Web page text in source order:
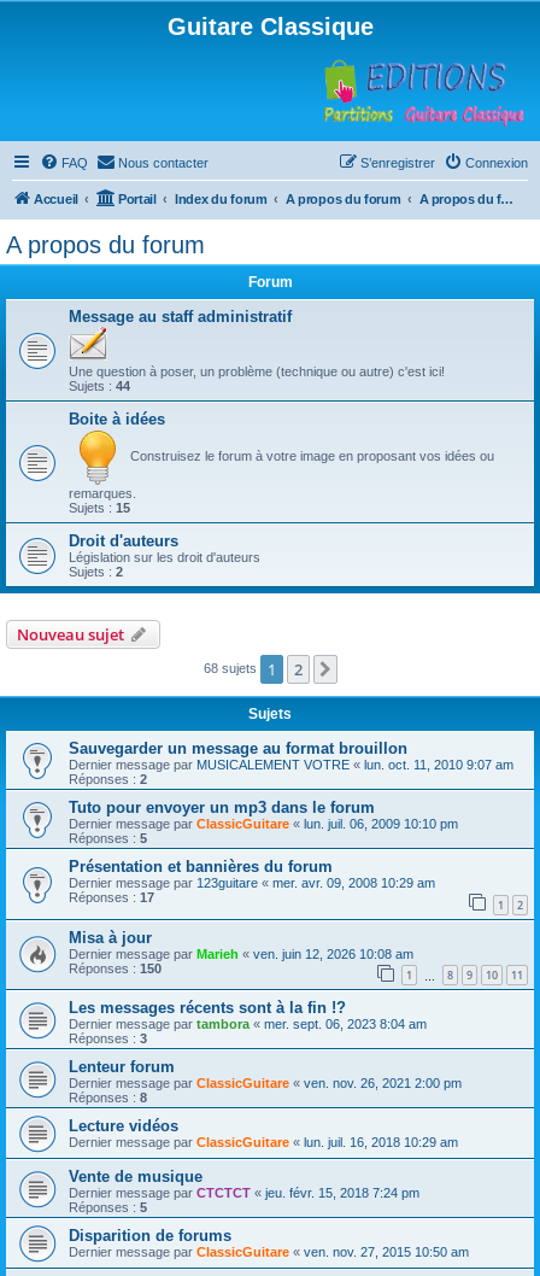
Guitare Classique
FAQ Nous contacter Connexion
S’enregistrer
Accueil Portail Index du forum A propos du forum A propos du forum
A propos du forum
Forum
Message au staff administratif
Une question à poser, un problème (technique ou autre) c'est ici!
Sujets : 44
Boite à idées
Construisez le forum à votre image en proposant vos idées ou
remarques.
Sujets : 15
Droit d'auteurs
Législation sur les droit d'auteurs
Sujets : 2
Nouveau sujet
68 sujets 1 2
Sujets
Sauvegarder un message au format brouillon
Dernier message par MUSICALEMENT VOTRE « lun. oct. 11, 2010 9:07 am
Réponses : 2
Tuto pour envoyer un mp3 dans le forum
Dernier message par ClassicGuitare « lun. juil. 06, 2009 10:10 pm
Réponses : 5
Présentation et bannières du forum
Dernier message par 123guitare « mer. avr. 09, 2008 10:29 am
Réponses : 17 1 2
Misa à jour
Dernier message par Marieh « ven. juin 12, 2026 10:08 am
Réponses : 150 1 8 9 10 11
Les messages récents sont à la fin !?
Dernier message par tambora « mer. sept. 06, 2023 8:04 am
Réponses : 3
Lenteur forum
Dernier message par ClassicGuitare « ven. nov. 26, 2021 2:00 pm
Réponses : 8
Lecture vidéos
Dernier message par ClassicGuitare « lun. juil. 16, 2018 10:29 am
Vente de musique
Dernier message par CTCTCT « jeu. févr. 15, 2018 7:24 pm
Réponses : 5
Disparition de forums
Dernier message par ClassicGuitare « ven. nov. 27, 2015 10:50 am